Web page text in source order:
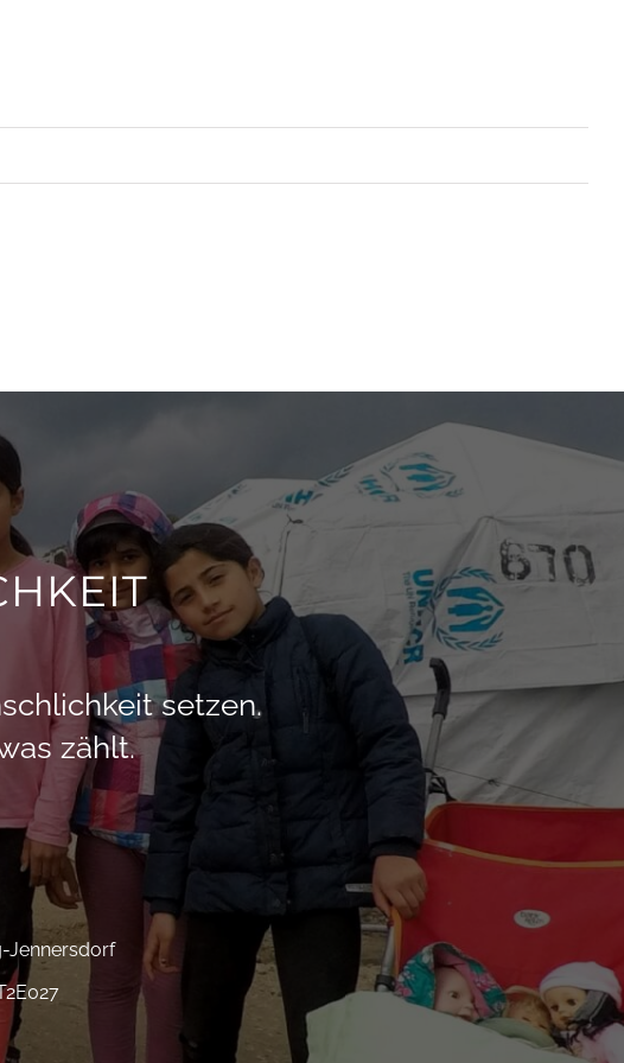
setzen.
zählt.
Jennersdorf